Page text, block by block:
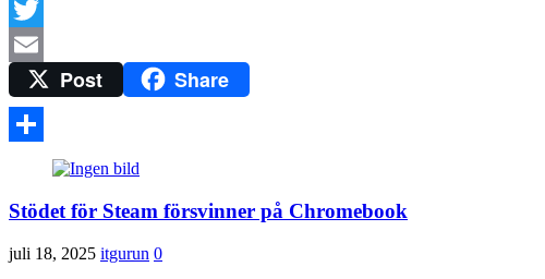
Facebook
Twitter
Email
Post Share
Stödet för Steam försvinner på Chromebook
juli 18, 2025 itgurun 0